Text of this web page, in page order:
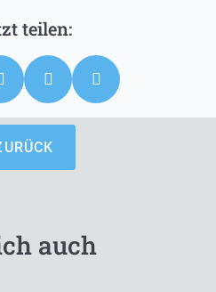
auch